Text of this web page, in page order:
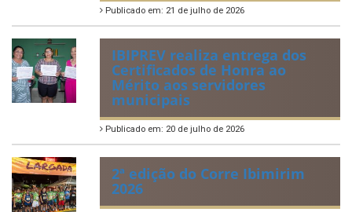
Publicado em: 21 de julho de 2026
IBIPREV realiza entrega dos
Certificados de Honra ao
Mérito aos servidores
municipais
Publicado em: 20 de julho de 2026
2ª edição do Corre Ibimirim
2026